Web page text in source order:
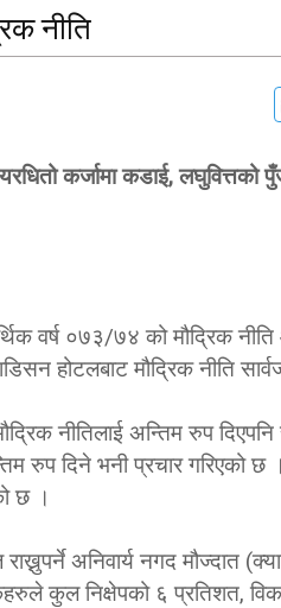
नीति
कर्जामा कडाई, लघुवित्तको
वर्ष ०७३/७४ को मौद्रिक
होटलबाट मौद्रिक नीति
नीतिलाई अन्तिम रुप
रुप दिने भनी प्रचार गरिएको छ
छ ।
अनिवार्य नगद मौज्दात
कुल निक्षेपको ६ प्रतिशत,
चुनौति, के
?
2018
जति